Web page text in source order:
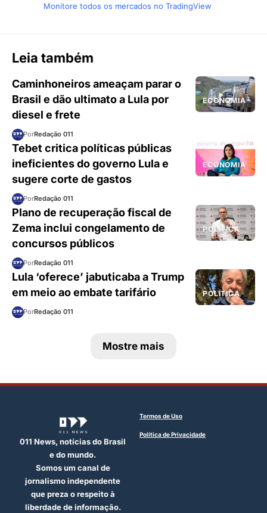
Monitore todos os mercados no TradingView
Leia também
ECONOMIA
Caminhoneiros ameaçam parar o
Brasil e dão ultimato a Lula por
diesel e frete
PorRedação 011
ECONOMIA
Tebet critica políticas públicas
ineficientes do governo Lula e
sugere corte de gastos
PorRedação 011
POLÍTICA
Plano de recuperação fiscal de
Zema inclui congelamento de
concursos públicos
PorRedação 011
POLÍTICA
Lula ‘oferece’ jabuticaba a Trump
em meio ao embate tarifário
PorRedação 011
Mostre mais
011 News, notícias do Brasil
e do mundo.
Somos um canal de
jornalismo independente
que preza o respeito à
liberdade de informação.
Termos de Uso
Política de Privacidade